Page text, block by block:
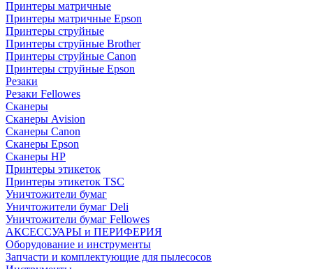
Принтеры матричные
Принтеры матричные Epson
Принтеры струйные
Принтеры струйные Brother
Принтеры струйные Canon
Принтеры струйные Epson
Резаки
Резаки Fellowes
Сканеры
Сканеры Avision
Сканеры Canon
Сканеры Epson
Сканеры HP
Принтеры этикеток
Принтеры этикеток TSC
Уничтожители бумаг
Уничтожители бумаг Deli
Уничтожители бумаг Fellowes
АКСЕССУАРЫ и ПЕРИФЕРИЯ
Оборудование и инструменты
Запчасти и комплектующие для пылесосов